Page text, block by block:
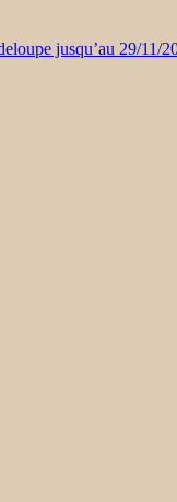
jusqu’au 29/11/